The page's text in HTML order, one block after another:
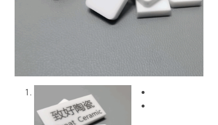
Get Instant Quote